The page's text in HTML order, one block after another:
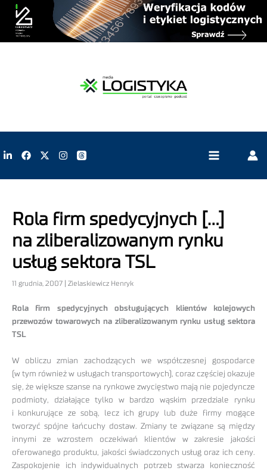
Rola firm spedycyjnych […]
na zliberalizowanym rynku
usług sektora TSL
11 grudnia, 2007 | Zielaskiewicz Henryk
Rola firm spedycyjnych obsługujących klientów kolejowych
przewozów towarowych na zliberalizowanym rynku usług sektora
TSL
W obliczu zmian zachodzących we współczesnej gospodarce
(w tym również w usługach transportowych), coraz częściej okazuje
się, że większe szanse na rynkowe zwycięstwo mają nie pojedyncze
podmioty, działające tylko w bardzo wąskim przedziale rynku
i konkurujące ze sobą, lecz ich grupy lub duże firmy mogące
tworzyć spójne łańcuchy dostaw. Zmiany te związane są między
innymi ze wzrostem oczekiwań klientów w zakresie jakości
oferowanego produktu, jakości świadczonych usług oraz ich ceny.
Zaspokojenie ich indywidualnych potrzeb stwarza konieczność